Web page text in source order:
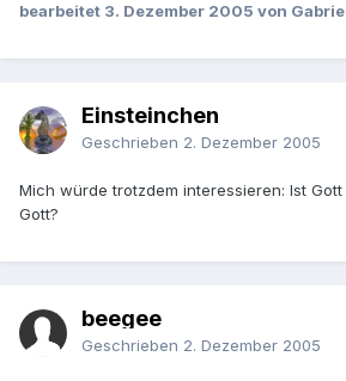
bearbeitet 3. Dezember 2005 von
Einsteinchen
Geschrieben 2. Dezember 2005
Mich würde trotzdem interessieren: Ist
Gott?
beegee
Geschrieben 2. Dezember 2005